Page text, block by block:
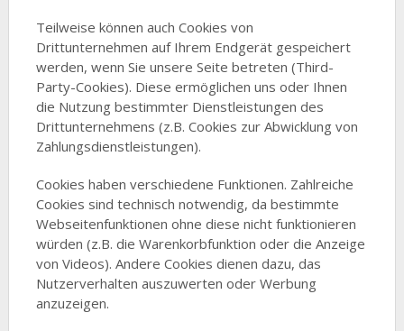
Teilweise können auch Cookies von
Drittunternehmen auf Ihrem Endgerät gespeichert
werden, wenn Sie unsere Seite betreten (Third-
Party-Cookies). Diese ermöglichen uns oder Ihnen
die Nutzung bestimmter Dienstleistungen des
Drittunternehmens (z.B. Cookies zur Abwicklung von
Zahlungsdienstleistungen).
Cookies haben verschiedene Funktionen. Zahlreiche
Cookies sind technisch notwendig, da bestimmte
Webseitenfunktionen ohne diese nicht funktionieren
würden (z.B. die Warenkorbfunktion oder die Anzeige
von Videos). Andere Cookies dienen dazu, das
Nutzerverhalten auszuwerten oder Werbung
anzuzeigen.